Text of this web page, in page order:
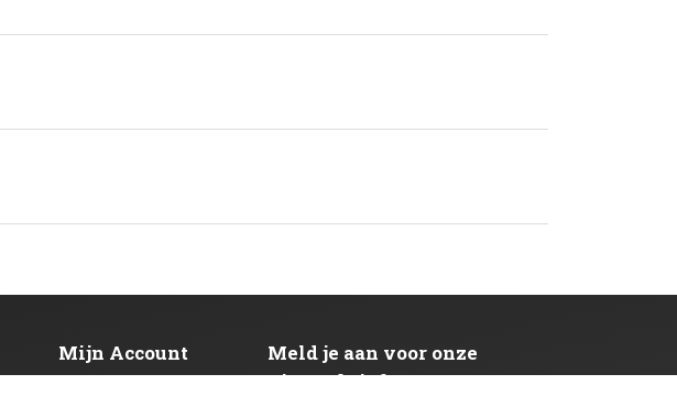
Mijn Account
Meld je aan voor onze
nieuwsbrief